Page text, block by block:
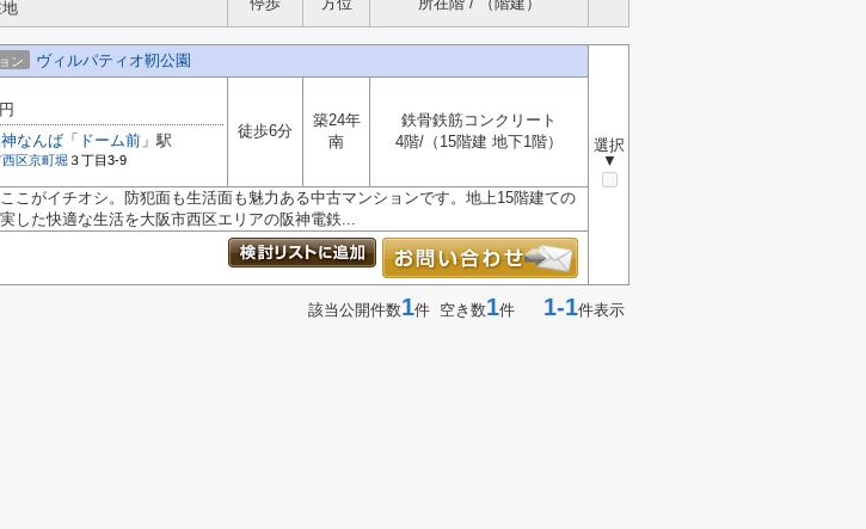
ン ヴィルパティオ靭公園
選択
▼
なんば 「 ドーム前 」駅
区京町堀３丁目3-9
徒歩6分
築24年
南
鉄骨鉄筋コンクリート
4階/（15階建 地下1階）
こがイチオシ。防犯面も生活面も魅力ある中古マンションです。地上15階建ての
した快適な生活を大阪市西区エリアの阪神電鉄...
該当公開件数1件 空き数1件 1-1件表示